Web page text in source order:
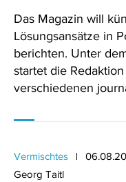
Das Magazin will
Lösungsansätze in
berichten. Unter
startet die
verschiedenen
Vermischtes
Georg Taitl